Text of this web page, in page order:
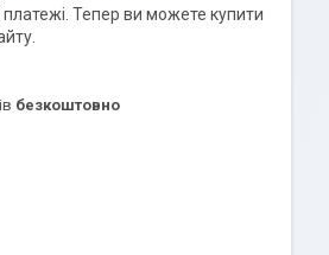
платежі. Тепер ви можете купити
безкоштовно